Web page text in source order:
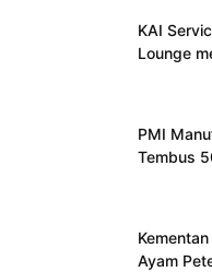
KAI
Lounge
PMI
Tembus
Ayam